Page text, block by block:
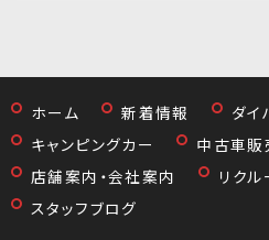
ホーム 新着情報
ダイ
キャンピングカー
中古車販
店舗案内・会社案内
リクル
スタッフブログ